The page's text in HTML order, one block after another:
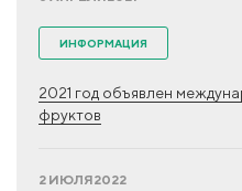
ИНФОРМАЦИЯ
2021 год объявлен
фруктов
2 ИЮЛЯ2022